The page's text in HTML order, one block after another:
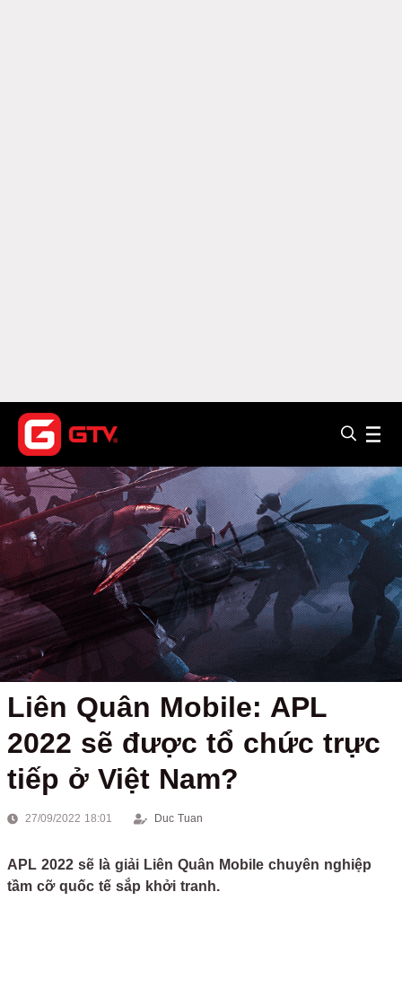
Liên Quân Mobile: APL
2022 sẽ được tổ chức trực
tiếp ở Việt Nam?
27/09/2022 18:01 Duc Tuan
APL 2022 sẽ là giải Liên Quân Mobile chuyên nghiệp
tầm cỡ quốc tế sắp khởi tranh.